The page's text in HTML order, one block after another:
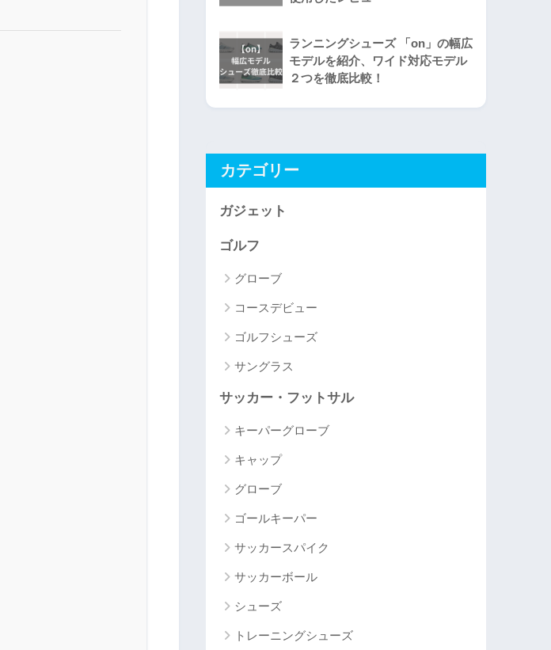
ランニングシューズ 「on」の幅広
モデルを紹介、ワイド対応モデル
２つを徹底比較！
カテゴリー
ガジェット
ゴルフ
グローブ
コースデビュー
ゴルフシューズ
サングラス
サッカー・フットサル
キーパーグローブ
キャップ
グローブ
ゴールキーパー
サッカースパイク
サッカーボール
シューズ
トレーニングシューズ